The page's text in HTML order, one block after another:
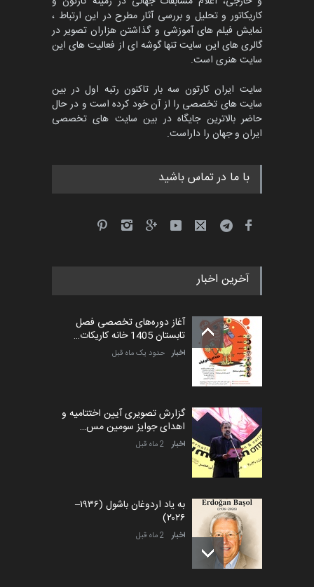
جشنواره بین‌المللی کارتون
مدارس پرتغال، ۲۰۲۷
مهلت 4 ماه دیگر
پنجمین مسابقۀ بین‌المللی
کارتون طنز «کلاه‌ای…
مهلت
کاریکاتور و تحلیل و بررسی آثار مطرح در این ارتباط ،
نمایش فیلم های آموزشی و گذاشتن هزاران تصویر در
گالری های این سایت تنها گوشه ای از فعالیت های این
سایت هنری است.
سایت ایران کارتون سه بار تاکنون رتبه اول در بین
سایت های تخصصی را از آن خود کرده است و در حال
حاضر بالاترین جایگاه در بین سایت های تخصصی
ایران و جهان را داراست.
با ما در تماس باشید
آخرین اخبار
آغاز دوره‌های تخصصی فصل
تابستان 1405 خانه کاریکات…
اخبار حدود یک ماه قبل
گزارش تصویری آیین اختتامیه و
اهدای جوایز سومین مس…
اخبار 2 ماه قبل
به یاد اردوغان باشول (۱۹۳۶–
۲۰۲۶)
اخبار 2 ماه قبل